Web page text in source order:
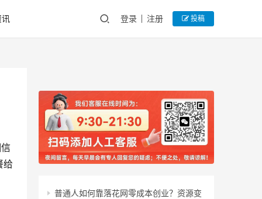
讯 登录 注册 投稿
给
普通人如何靠落花网零成本创业？资源变